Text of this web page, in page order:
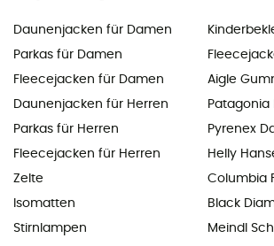
Daunenjacken für Damen
Parkas für Damen
Fleecejacken für Damen
Daunenjacken für Herren
Parkas für Herren
Fleecejacken für Herren
Zelte
Isomatten
Stirnlampen
Aigle
Patagonia
Pyrenex
Helly
Columbia
Black
Meindl